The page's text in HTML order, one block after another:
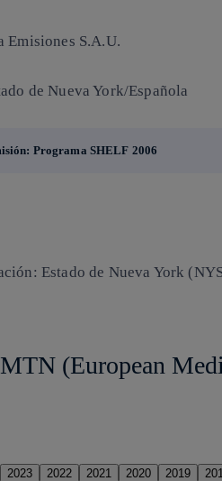
Emisiones S.A.U.
de Nueva York/Española
Programa SHELF 2006
Estado de Nueva York
(European
2023 2022 2021 2020 2019